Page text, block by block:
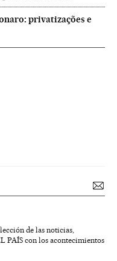
privatizações e
de las noticias,
PAÍS con los acontecimientos